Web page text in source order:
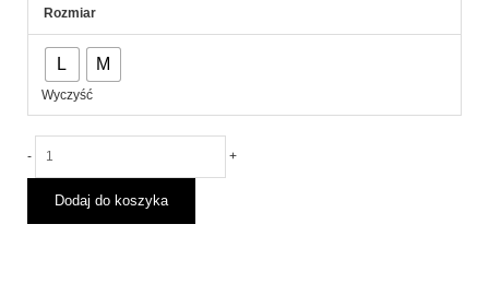
Rozmiar
L M
Wyczyść
-
OAKLEY
MOD3
MATTE
BLACKOUT
+
Dodaj do koszyka